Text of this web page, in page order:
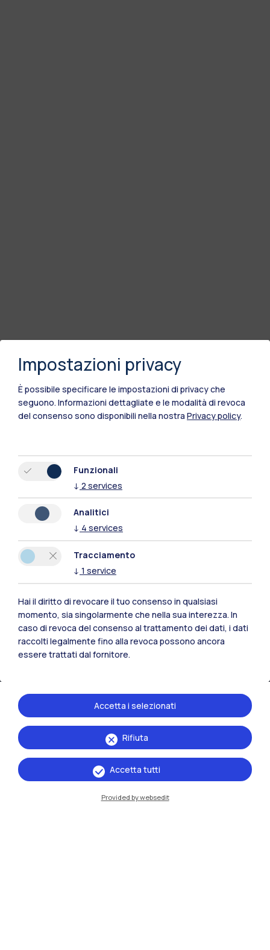
Polimi Community
Residenze
IT EN
Milano Leonardo
Milano Bovisa
Cremona
Lecco
Impostazioni privacy
È possibile specificare le impostazioni di privacy che
seguono. Informazioni dettagliate e le modalità di revoca
del consenso sono disponibili nella nostra Privacy policy.
Funzionali
↓ 2 services
Analitici
↓ 4 services
Tracciamento
↓ 1 service
Hai il diritto di revocare il tuo consenso in qualsiasi
momento, sia singolarmente che nella sua interezza. In
caso di revoca del consenso al trattamento dei dati, i dati
raccolti legalmente fino alla revoca possono ancora
essere trattati dal fornitore.
Rifiuta
Accetta i selezionati
Accetta tutti
Provided by websedit